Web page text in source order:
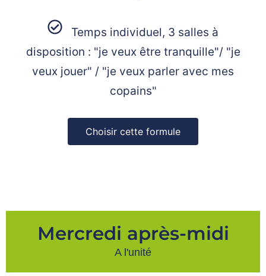
Temps individuel, 3 salles à
disposition : "je veux être tranquille"/ "je
veux jouer" / "je veux parler avec mes
copains"
Choisir cette formule
Mercredi après-midi
A l'unité